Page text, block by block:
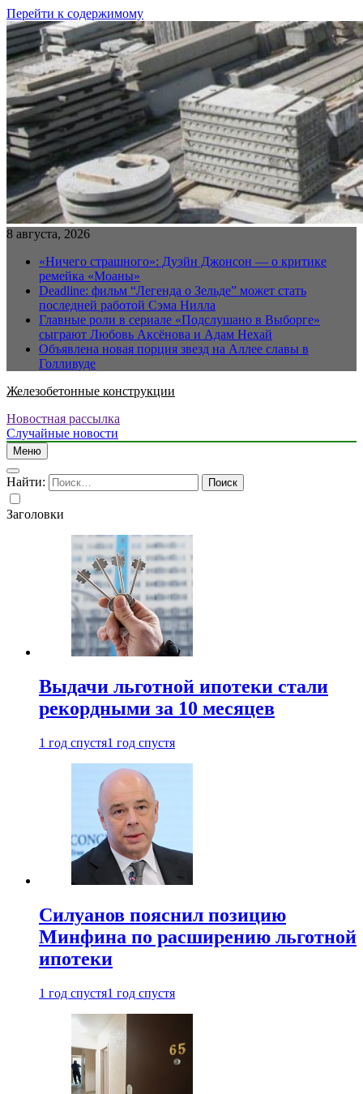
Перейти к содержимому
8 августа, 2026
«Ничего страшного»: Дуэйн Джонсон — о критике
ремейка «Моаны»
Deadline: фильм “Легенда о Зельде” может стать
последней работой Сэма Нилла
Главные роли в сериале «Подслушано в Выборге»
сыграют Любовь Аксёнова и Адам Нехай
Объявлена новая порция звезд на Аллее славы в
Голливуде
Железобетонные конструкции
Новостная рассылка
Случайные новости
Меню
Найти:
Заголовки
Выдачи льготной ипотеки стали
рекордными за 10 месяцев
1 год спустя1 год спустя
Силуанов пояснил позицию
Минфина по расширению льготной
ипотеки
1 год спустя1 год спустя